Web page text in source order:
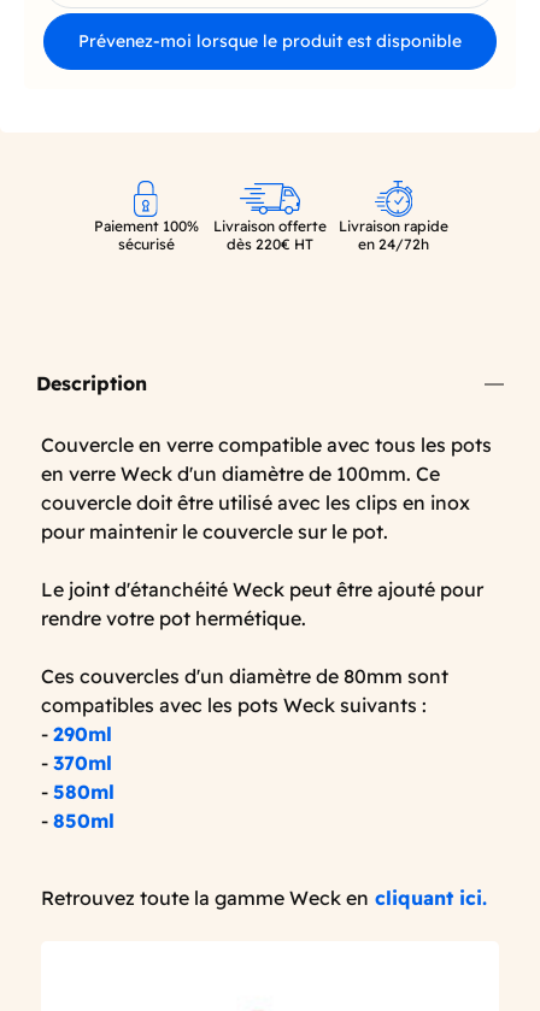
Prévenez-moi lorsque le produit est disponible
Paiement 100%
sécurisé
Livraison offerte
dès 220€ HT
Livraison rapide
en 24/72h
Description
Couvercle en verre compatible avec tous les pots
en verre Weck d'un diamètre de 100mm. Ce
couvercle doit être utilisé avec les clips en inox
pour maintenir le couvercle sur le pot.
Le joint d'étanchéité Weck peut être ajouté pour
rendre votre pot hermétique.
Ces couvercles d'un diamètre de 80mm sont
compatibles avec les pots Weck suivants :
- 290ml
- 370ml
- 580ml
- 850ml
Retrouvez toute la gamme Weck en cliquant ici.